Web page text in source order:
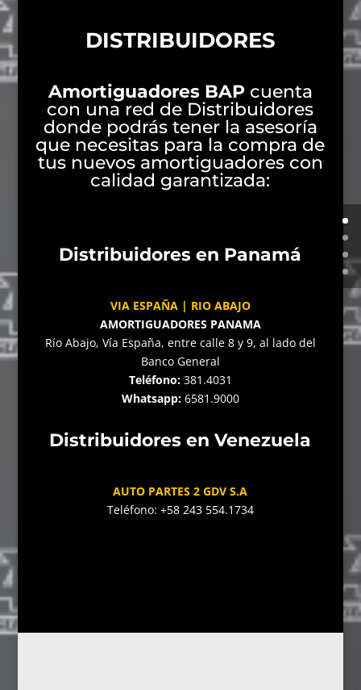
DISTRIBUIDORES
Amortiguadores BAPcuenta
con una red de Distribuidores
donde podrás tener la asesoría
que necesitas para la compra de
tus nuevos amortiguadores con
calidad garantizada:
Distribuidores en Panamá
VIA ESPAÑA | RIO ABAJO
AMORTIGUADORES PANAMA
Río Abajo, Vía España, entre calle 8 y 9, al lado del
Banco General
Teléfono: 381.4031
Whatsapp:6581.9000
Distribuidores en Venezuela
AUTO PARTES 2 GDV S.A
Teléfono: +58 243 554.1734